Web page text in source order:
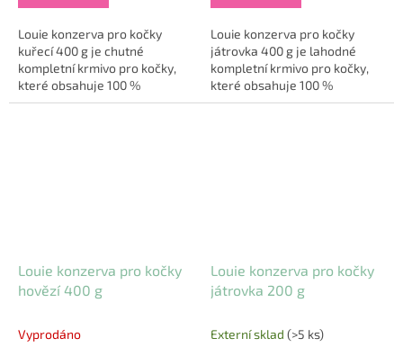
Louie konzerva pro kočky
kuřecí 400 g je chutné
kompletní krmivo pro kočky,
které obsahuje 100 %
kuřecího masa v pevné složce
Louie konzerva pro kočky
játrovka 400 g je lahodné
kompletní krmivo pro kočky,
které obsahuje 100 %
hovězích a vepřových jater v
Louie konzerva pro kočky
hovězí 400 g
Vyprodáno
Louie konzerva pro kočky
játrovka 200 g
Externí sklad (>5 ks)